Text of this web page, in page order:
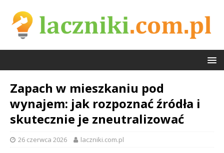
Zapach w mieszkaniu pod
wynajem: jak rozpoznać źródła i
skutecznie je zneutralizować
26 czerwca 2026 laczniki.com.pl